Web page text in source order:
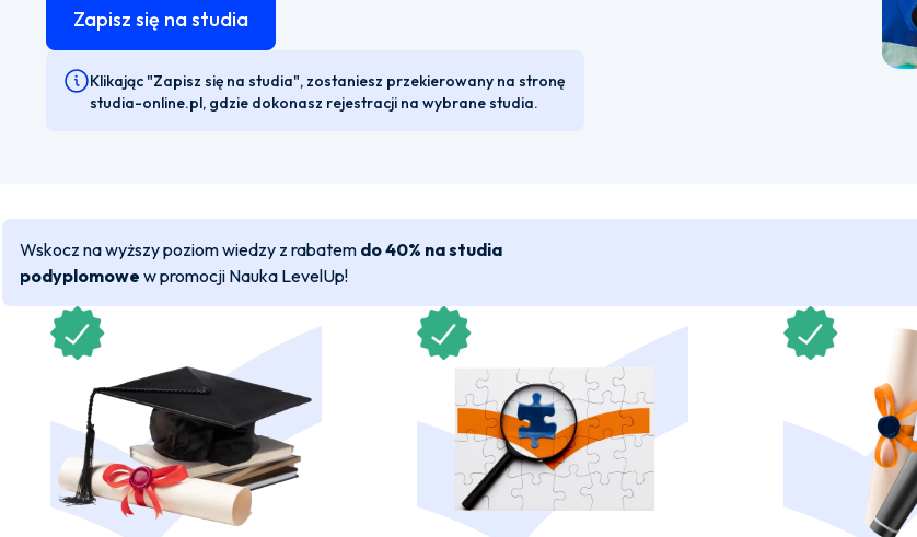
Zapisz się na studia
Klikając "Zapisz się na studia", zostaniesz przekierowany na stronę
studia-online.pl, gdzie dokonasz rejestracji na wybrane studia.
Wskocz na wyższy poziom wiedzy z rabatem do 40% na studia
podyplomowe w promocji Nauka LevelUp!